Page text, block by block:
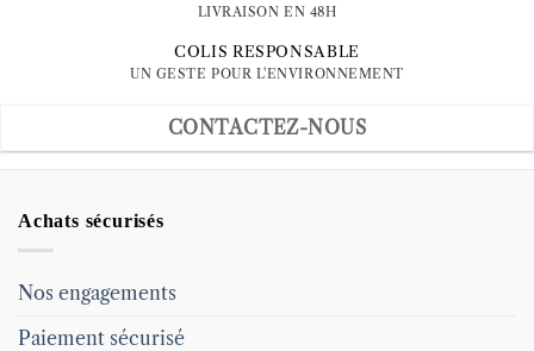
LIVRAISON EN 48H
COLIS RESPONSABLE
UN GESTE POUR L'ENVIRONNEMENT
CONTACTEZ-NOUS
Achats sécurisés
Nos engagements
Paiement sécurisé